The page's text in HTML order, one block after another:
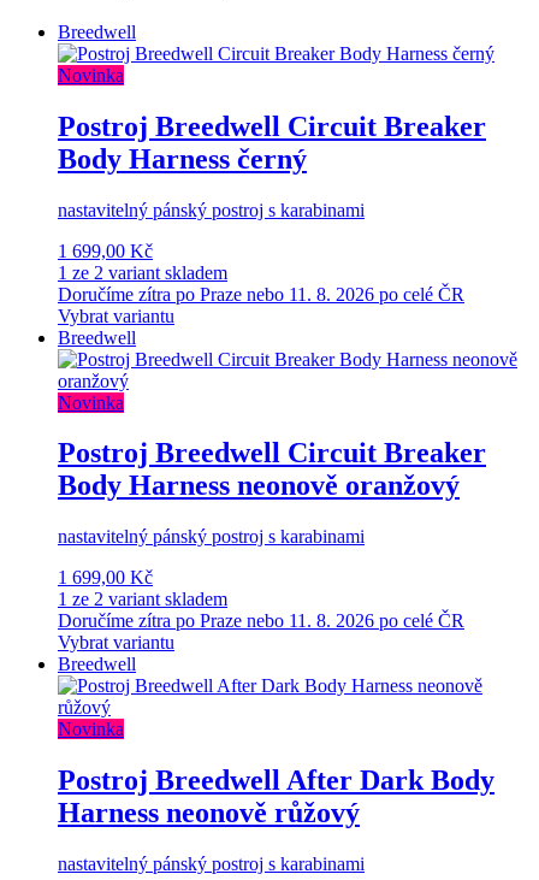
Breedwell
Novinka
Postroj Breedwell Circuit Breaker
Body Harness černý
nastavitelný pánský postroj s karabinami
1 699,00 Kč
1 ze 2 variant skladem
Doručíme zítra po Praze nebo 11. 8. 2026 po celé ČR
Vybrat variantu
Breedwell
Novinka
Postroj Breedwell Circuit Breaker
Body Harness neonově oranžový
nastavitelný pánský postroj s karabinami
1 699,00 Kč
1 ze 2 variant skladem
Doručíme zítra po Praze nebo 11. 8. 2026 po celé ČR
Vybrat variantu
Breedwell
Novinka
Postroj Breedwell After Dark Body
Harness neonově růžový
nastavitelný pánský postroj s karabinami